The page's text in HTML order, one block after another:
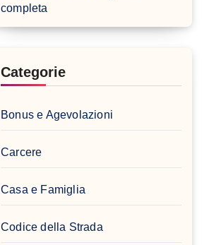
completa
Categorie
Bonus e Agevolazioni
Carcere
Casa e Famiglia
Codice della Strada